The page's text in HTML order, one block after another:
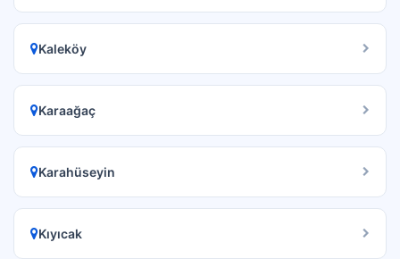
Kaleköy
Karaağaç
Karahüseyin
Kıyıcak